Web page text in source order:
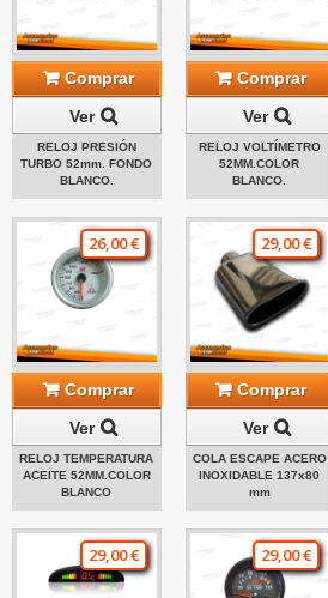
Comprar
Ver
RELOJ PRESIÓN
TURBO 52mm. FONDO
BLANCO.
Comprar
Ver
RELOJ VOLTÍMETRO
52MM.COLOR
BLANCO.
26,00 €
Comprar
Ver
RELOJ TEMPERATURA
ACEITE 52MM.COLOR
BLANCO
29,00 €
Comprar
Ver
COLA ESCAPE ACERO
INOXIDABLE 137x80
mm
29,00 € 29,00 €